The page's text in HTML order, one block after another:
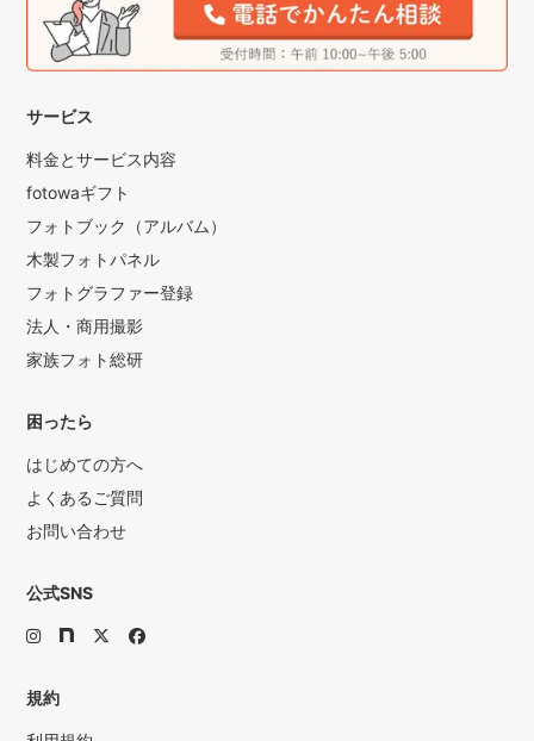
サービス
料金とサービス内容
fotowaギフト
フォトブック（アルバム）
木製フォトパネル
フォトグラファー登録
法人・商用撮影
家族フォト総研
困ったら
はじめての方へ
よくあるご質問
お問い合わせ
公式SNS
規約